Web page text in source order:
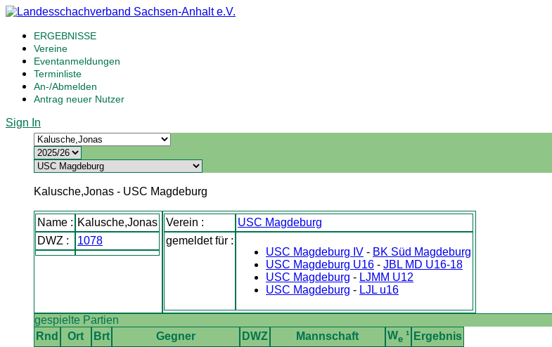
ERGEBNISSE
Vereine
Eventanmeldungen
Terminliste
An-/Abmelden
Antrag neuer Nutzer
Sign In
Kalusche,Jonas - USC Magdeburg
Name : Kalusche,Jonas
DWZ :
1078
Verein :
USC Magdeburg
gemeldet für :
USC Magdeburg IV - BK Süd Magdeburg
USC Magdeburg U16 -JBL MD U16-18
USC Magdeburg - LJMM U12
USC Magdeburg - LJL u16
gespielte Partien
Rnd
Ort Brt Gegner DWZ Mannschaft We¹ Ergebnis